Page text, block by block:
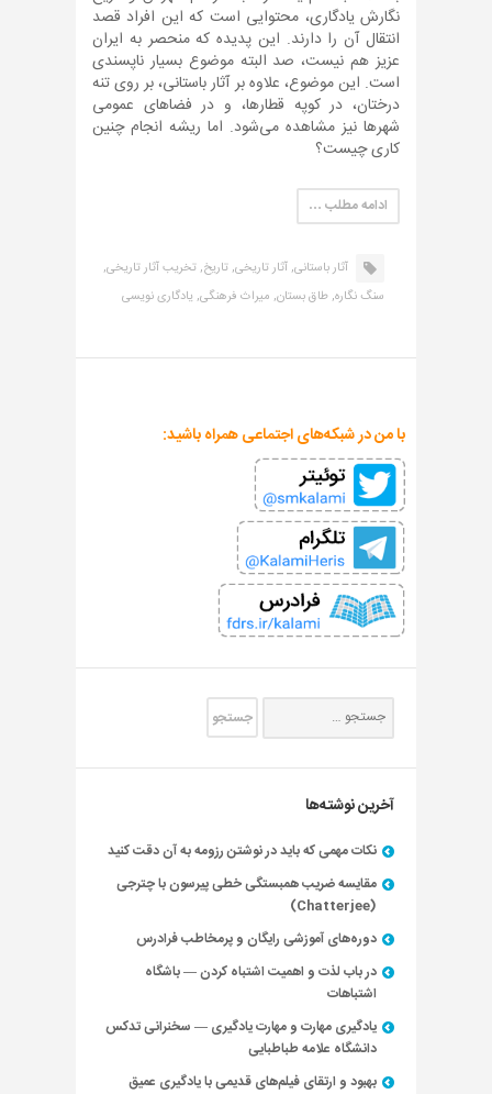
نگارش یادگاری، محتوایی است که این افراد قصد
انتقال آن را دارند. این پدیده که منحصر به ایران
عزیز هم نیست، صد البته موضوع بسیار ناپسندی
است. این موضوع، علاوه بر آثار باستانی، بر روی تنه
درختان، در کوپه قطارها، و در فضاهای عمومی
شهرها نیز مشاهده می‌شود. اما ریشه انجام چنین
کاری چیست؟
ادامه مطلب …
آثار باستانی,آثار تاریخی,تاریخ,تخریب آثار تاریخی,
سنگ نگاره,طاق بستان, میراث فرهنگی, یادگاری نویسی
با من در شبکه‌های اجتماعی همراه باشید:
آخرین نوشته‌ها
نکات مهمی که باید در نوشتن رزومه به آن دقت کنید
مقایسه ضریب همبستگی خطی پیرسون با چترجی
(Chatterjee)
دوره‌های آموزشی رایگان و پرمخاطب فرادرس
در باب لذت و اهمیت اشتباه کردن — باشگاه
اشتباهات
یادگیری مهارت و مهارت یادگیری — سخنرانی تدکس
دانشگاه علامه طباطبایی
بهبود و ارتقای فیلم‌های قدیمی با یادگیری عمیق